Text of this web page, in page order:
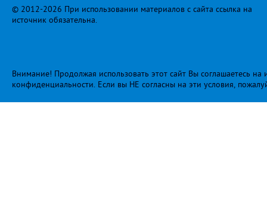
© 2012-2026 При использовании материалов с сайта ссылка на
источник обязательна.
Внимание! Продолжая использовать этот сайт Вы соглашаетесь
конфиденциальности. Если вы НЕ согласны на эти условия,